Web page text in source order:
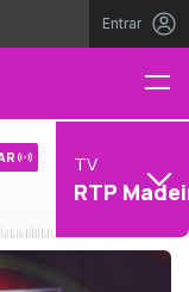
Entrar
TV
RTP